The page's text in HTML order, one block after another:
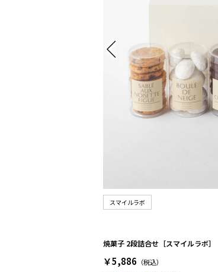
スマイルラボ
焼菓子 2段詰合せ［スマイルラボ］
￥5,886 （税込）